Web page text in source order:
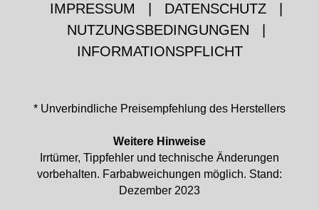
IMPRESSUM DATENSCHUTZ
NUTZUNGSBEDINGUNGEN
INFORMATIONSPFLICHT
* Unverbindliche Preisempfehlung des Herstellers
Weitere Hinweise
Irrtümer, Tippfehler und technische Änderungen
vorbehalten. Farbabweichungen möglich. Stand:
Dezember 2023